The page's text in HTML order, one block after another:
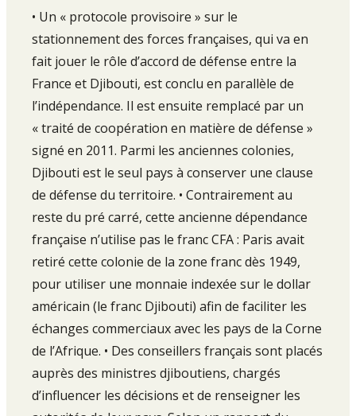
• Un « protocole provisoire » sur le
stationnement des forces françaises, qui va en
fait jouer le rôle d’accord de défense entre la
France et Djibouti, est conclu en parallèle de
l’indépendance. Il est ensuite remplacé par un
« traité de coopération en matière de défense »
signé en 2011. Parmi les anciennes colonies,
Djibouti est le seul pays à conserver une clause
de défense du territoire. • Contrairement au
reste du pré carré, cette ancienne dépendance
française n’utilise pas le franc CFA : Paris avait
retiré cette colonie de la zone franc dès 1949,
pour utiliser une monnaie indexée sur le dollar
américain (le franc Djibouti) afin de faciliter les
échanges commerciaux avec les pays de la Corne
de l’Afrique. • Des conseillers français sont placés
auprès des ministres djiboutiens, chargés
d’influencer les décisions et de renseigner les